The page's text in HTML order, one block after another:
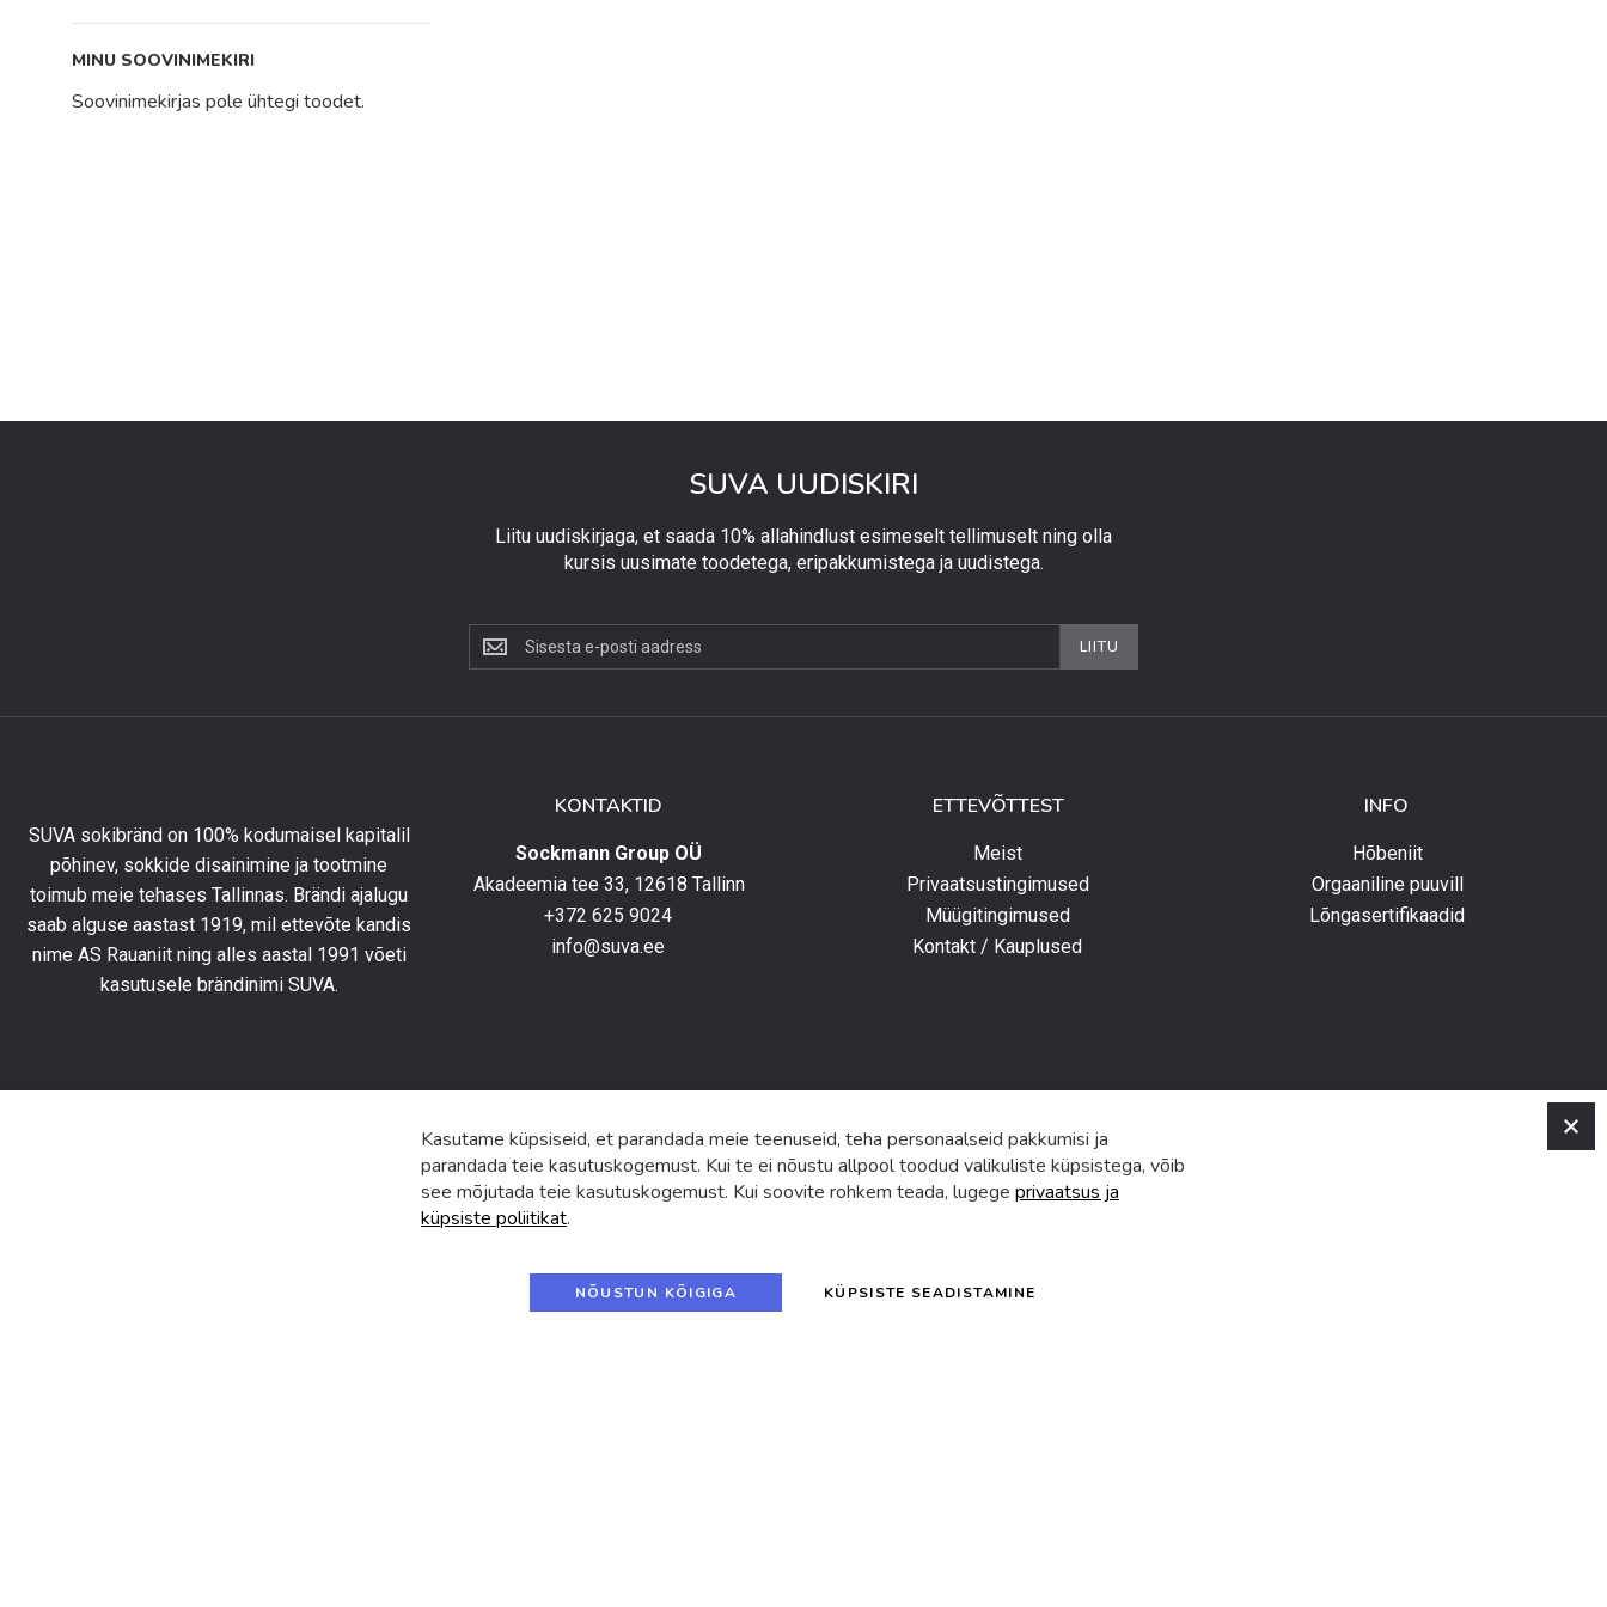
MINU SOOVINIMEKIRI
Soovinimekirjas pole ühtegi toodet.
SUVA UUDISKIRI
Liitu uudiskirjaga, et saada 10% allahindlust esimeselt tellimuselt ning olla
kursis uusimate toodetega, eripakkumistega ja uudistega.
Liitu
uudiskirjaga,
saada
olla
kursis
toodetega,
LIITU
SUVA sokibränd on 100% kodumaisel kapitalil
põhinev, sokkide disainimine ja tootmine
toimub meie tehases Tallinnas. Brändi ajalugu
saab alguse aastast 1919, mil ettevõte kandis
nime AS Rauaniit ning alles aastal 1991 võeti
kasutusele brändinimi SUVA.
KONTAKTID
Sockmann Group OÜ
Akadeemia tee 33, 12618 Tallinn
+372 625 9024
info@suva.ee
ETTEVÕTTEST
Meist
Privaatsustingimused
Müügitingimused
Kontakt / Kauplused
INFO
Hõbeniit
Orgaaniline puuvill
Lõngasertifikaadid
e
o
a
© 2024 SUVA. Kõik õigused kaitstud.
Kasutame küpsiseid, et parandada meie teenuseid, teha personaalseid pakkumisi ja
parandada teie kasutuskogemust. Kui te ei nõustu allpool toodud valikuliste küpsistega, võib
see mõjutada teie kasutuskogemust. Kui soovite rohkem teada, lugege privaatsus ja
küpsiste poliitikat.
NÕUSTUN KÕIGIGA KÜPSISTE SEADISTAMINE